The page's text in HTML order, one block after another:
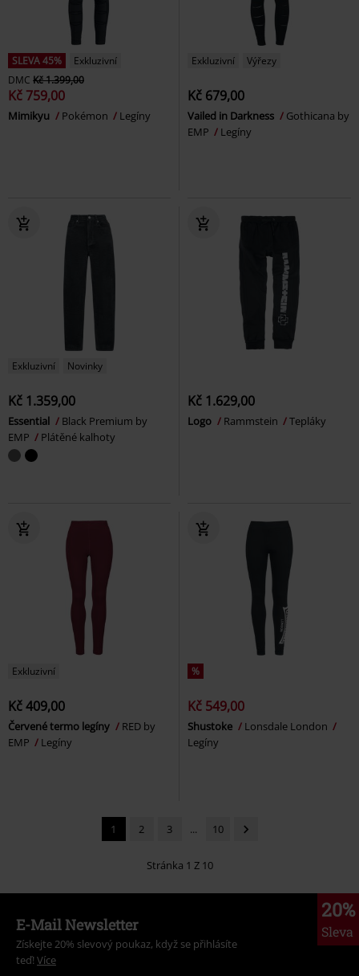
SLEVA 45%
Exkluzivní
DMC Kč 1.399,00
Kč 759,00
Mimikyu Pokémon Legíny
Exkluzivní Výřezy
Kč 679,00
Vailed in Darkness
Gothicana by
EMP
Legíny
Exkluzivní Novinky
Kč 1.359,00
Essential
Black Premium by
EMP
Plátěné kalhoty
Kč 1.629,00
Logo Rammstein Tepláky
Exkluzivní
Kč 409,00
Červené termo legíny
RED by
EMP
Legíny
%
Kč 549,00
Shustoke
Lonsdale London
Legíny
1 2 3 ... 10
Stránka 1 Z 10
20%
Sleva
E-Mail Newsletter
Získejte 20% slevový poukaz, když se přihlásíte
teď! Více